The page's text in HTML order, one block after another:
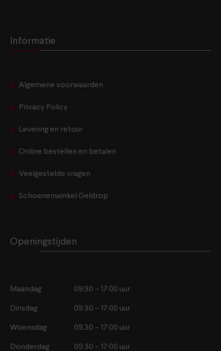
Informatie
Algemene voorwaarden
Privacy Policy
Levering en retour
Online bestellen en betalen
Veelgestelde vragen
Schoenenwinkel Geldrop
Openingstijden
Maandag 09:30 – 17:00 uur
Dinsdag 09.30 – 17:00 uur
Woensdag 09.30 – 17:00 uur
Donderdag 09.30 – 17:00 uur